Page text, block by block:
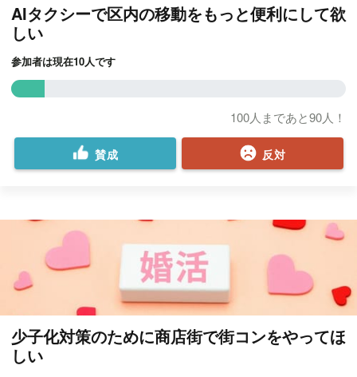
宜しくお願いいたします🙇‍♂️🙏
AIタクシーで区内の移動をもっと便利にして欲
しい
参加者は現在10人です
100人まであと90人！
賛成 反対
少子化対策のために商店街で街コンをやってほ
しい